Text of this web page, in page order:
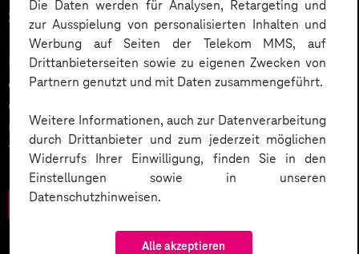
Die Daten werden für Analysen, Retargeting und
zur Ausspielung von personalisierten Inhalten und
Werbung auf Seiten der Telekom MMS, auf
Drittanbieterseiten sowie zu eigenen Zwecken von
Partnern genutzt und mit Daten zusammengeführt.
Weitere Informationen, auch zur Datenverarbeitung
durch Drittanbieter und zum jederzeit möglichen
Widerrufs Ihrer Einwilligung, finden Sie in den
Einstellungen sowie in unseren
Datenschutzhinweisen.
Alle akzeptieren
Service.
KI wird der nächste große Treiber in der Digitalisierung
des Kundenservices sein. Wie wird dies umgesetzt
und welche weiteren Smart Services setzen
Unternehmen ein? Werfen Sie einen Blick in unser
Trendbook.
Zum Download